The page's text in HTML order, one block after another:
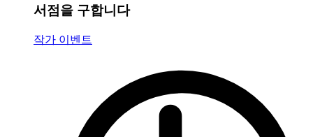
서점을 구합니다
작가 이벤트